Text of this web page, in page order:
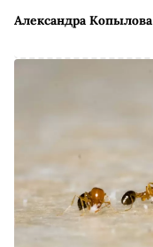
Александра Копылова